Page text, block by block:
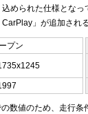
込められた仕様となっ
CarPlay」が追加され
プン
数値のため、走行条